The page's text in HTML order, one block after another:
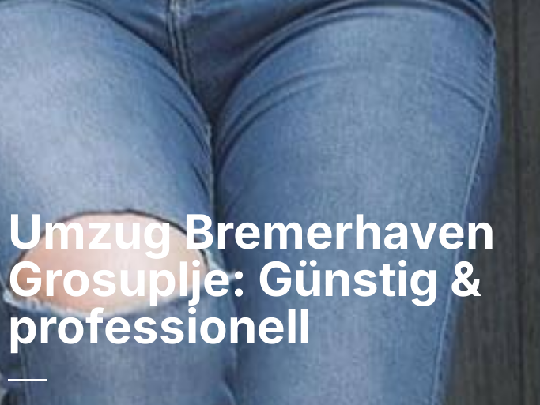
Umzug Bremerhaven​
Grosuplje: Günstig &
professionell​